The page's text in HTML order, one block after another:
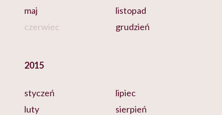
maj
czerwiec
listopad
grudzień
2015
styczeń
luty
lipiec
sierpień